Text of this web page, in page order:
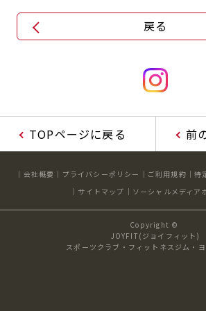
戻る
TOPページに戻る 前
会社概要 プライバシーポリシー ご利用規約
特
サイトマップ
ソーシャルメディア
Copyright ©
JOYFIT(ジョイフィット)
スポーツクラブ・フィットネスジム・